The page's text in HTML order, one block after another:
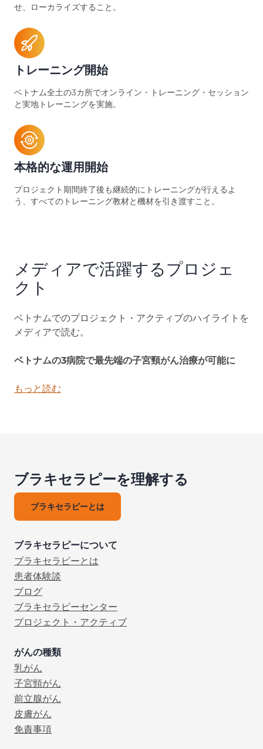
せ、ローカライズすること。
トレーニング開始
ベトナム全土の3カ所でオンライン・トレーニング・セッション
と実地トレーニングを実施。
本格的な運用開始
プロジェクト期間終了後も継続的にトレーニングが行えるよ
う、すべてのトレーニング教材と機材を引き渡すこと。
メディアで活躍するプロジェ
クト
ベトナムでのプロジェクト・アクティブのハイライトを
メディアで読む。
ベトナムの3病院で最先端の子宮頸がん治療が可能に
もっと読む
ブラキセラピーを理解する
ブラキセラピーとは
ブラキセラピーについて
ブラキセラピーとは
患者体験談
ブログ
ブラキセラピーセンター
プロジェクト・アクティブ
がんの種類
乳がん
子宮頸がん
前立腺がん
皮膚がん
免責事項